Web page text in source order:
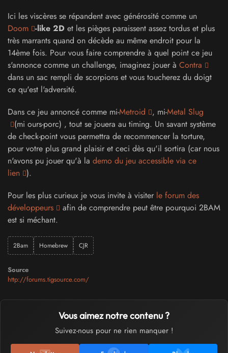
Ici les viscères se répandent avec générosité comme un
Doom -like 2D et les pièges paraissent assez tordus et plus
très marrants quand on décède au même endroit pour la
14ème fois. Pour vous faire comprendre à quel point ce jeu
s'annonce comme un challenge, imaginez jouer à Contra
dans un sac rempli de scorpions et vous toucherez du doigt
ce qu'est l'adversité.
Dans ce jeu annoncé comme mi-Metroid , mi-Metal Slug
(mi ours-porc) , tout se jouera au timing. Un savant système
de check-point vous permettra de recommencer la torture,
pour votre plus grand plaisir et ceci dès qu'il sortira (car nous
n'avons pu jouer qu'à la demo du jeu accessible via ce
lien ).
Pour les plus curieux je vous invite à visiter le forum des
développeurs
afin de comprendre peut être pourquoi 2BAM
est si méchant.
2Bam Homebrew CJR
Source
http://forums.tigsource.com/
Vous aimez notre contenu ?
Suivez-nous pour ne rien manquer !